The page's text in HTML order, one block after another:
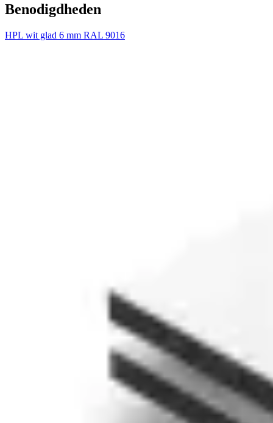
Benodigdheden
HPL wit glad 6 mm RAL 9016